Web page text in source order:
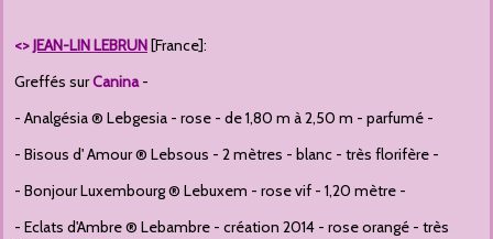
<>JEAN-LIN LEBRUN[France]:
Greffés surCanina-
- Analgésia ® Lebgesia - rose - de 1,80 m à 2,50 m - parfumé -
- Bisous d' Amour ® Lebsous - 2 mètres - blanc - très florifère -
- Bonjour Luxembourg ® Lebuxem - rose vif - 1,20 mètre -
- Eclats d'Ambre ® Lebambre - création 2014 - rose orangé - très